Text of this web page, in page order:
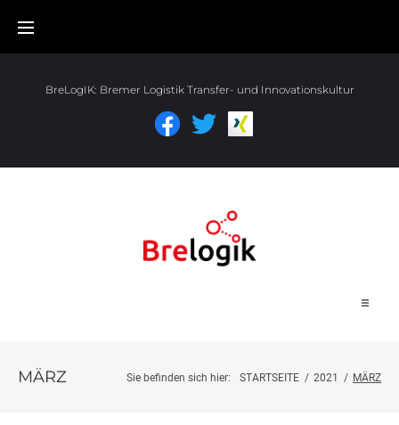
BreLogIK: Bremer Logistik Transfer- und Innovationskultur
MÄRZ Sie befinden sich hier: STARTSEITE / 2021 / MÄRZ